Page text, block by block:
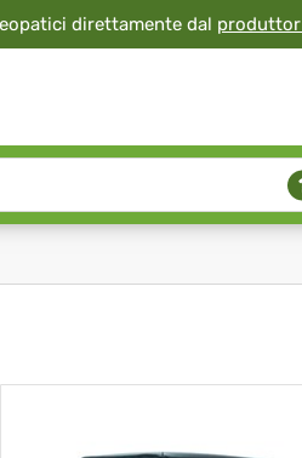
direttamente dal produttor